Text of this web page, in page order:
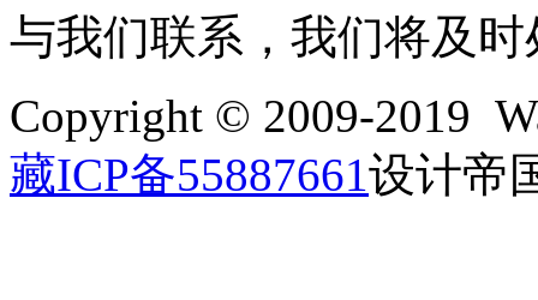
与我们联系，我们将及时
Copyright © 2009-2019
藏ICP备55887661设计帝